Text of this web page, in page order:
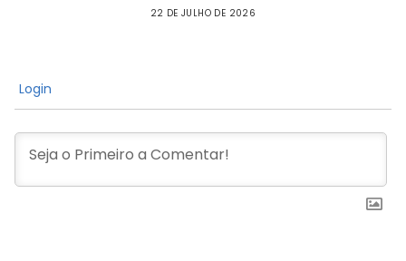
22 DE JULHO DE 2026
Login